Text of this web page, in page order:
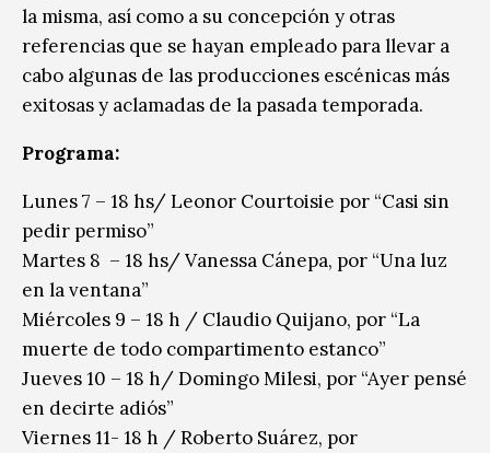
la misma, así como a su concepción y otras
referencias que se hayan empleado para llevar a
cabo algunas de las producciones escénicas más
exitosas y aclamadas de la pasada temporada.
Programa:
Lunes 7 – 18 hs/ Leonor Courtoisie por “Casi sin
pedir permiso”
Martes 8 – 18 hs/ Vanessa Cánepa, por “Una luz
en la ventana”
Miércoles 9 – 18 h / Claudio Quijano, por “La
muerte de todo compartimento estanco”
Jueves 10 – 18 h/ Domingo Milesi, por “Ayer pensé
en decirte adiós”
Viernes 11- 18 h / Roberto Suárez, por